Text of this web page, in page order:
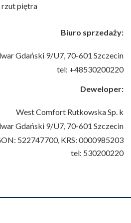
Biuro sprzedaży:
Gdański 9/U7, 70-601 Szczecin
tel: +48530200220
Deweloper:
West Comfort Rutkowska Sp. k
Gdański 9/U7, 70-601 Szczecin
522747700, KRS: 0000985203
tel: 530200220